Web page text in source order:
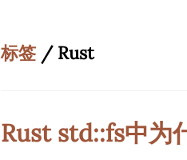
标签 / Rust
Rust std::fs中为